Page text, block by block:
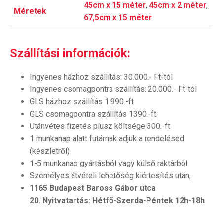
Méretek
45cm x 15 méter, 45cm x 2 méter,
67,5cm x 15 méter
Szállítási információk:
Ingyenes házhoz szállítás: 30.000.- Ft-tól
Ingyenes csomagpontra szállítás: 20.000.- Ft-tól
GLS házhoz szállítás 1.990.-ft
GLS csomagpontra szállítás 1390.-ft
Utánvétes fizetés plusz költsége 300.-ft
1 munkanap alatt futárnak adjuk a rendelésed
(készletről)
1-5 munkanap gyártásból vagy külső raktárból
Személyes átvételi lehetőség kiértesítés után,
1165 Budapest Baross Gábor utca
20. Nyitvatartás: Hétfő-Szerda-Péntek 12h-18h